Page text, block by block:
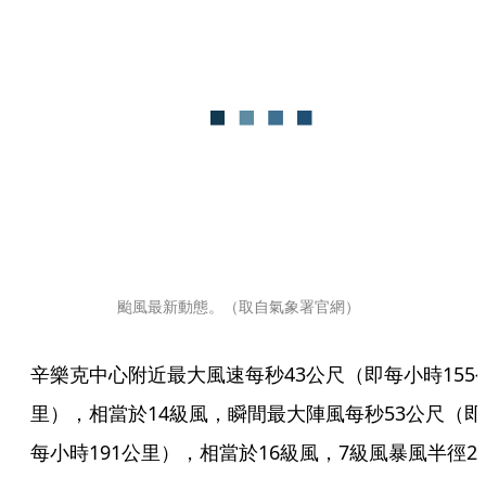
颱風最新動態。（取自氣象署官網）
辛樂克中心附近最大風速每秒43公尺（即每小時155
里），相當於14級風，瞬間最大陣風每秒53公尺（即
每小時191公里），相當於16級風，7級風暴風半徑